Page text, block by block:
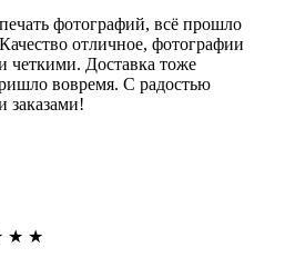
фотографий, всё прошло
отличное, фотографии
четкими. Доставка тоже
вовремя. С радостью
заказами!
★ ★